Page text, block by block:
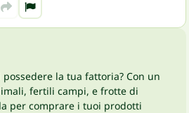
la tua fattoria? Con un
fertili campi, e frotte di
per comprare i tuoi prodotti